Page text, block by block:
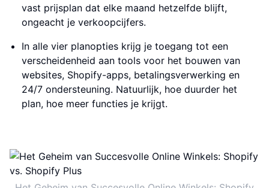
vast prijsplan dat elke maand hetzelfde blijft,
ongeacht je verkoopcijfers.
In alle vier planopties krijg je toegang tot een
verscheidenheid aan tools voor het bouwen van
websites, Shopify-apps, betalingsverwerking en
24/7 ondersteuning. Natuurlijk, hoe duurder het
plan, hoe meer functies je krijgt.